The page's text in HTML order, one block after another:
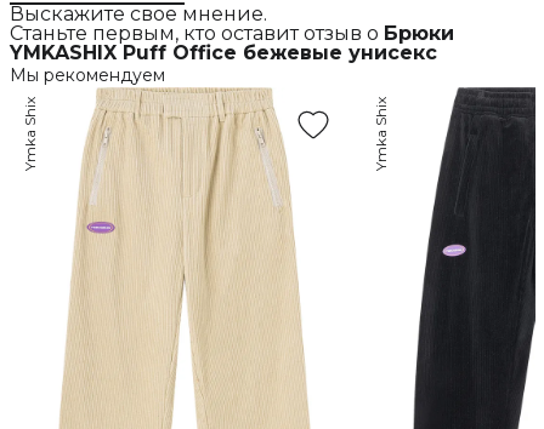
Выскажите свое мнение.
Станьте первым, кто оставит отзыв о Брюки
YMKASHIX Puff Office бежевые унисекс
Мы рекомендуем
Ymka Shix Ymka Shix